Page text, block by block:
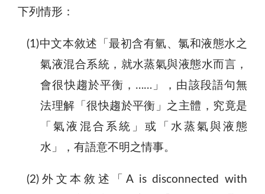
下列情形：
(1)中文本敘述「最初含有氫、氯和液態水之
氣液混合系統，就水蒸氣與液態水而言，
會很快趨於平衡，……」，由該段語句無
法理解「很快趨於平衡」之主體，究竟是
「氣液混合系統」或「水蒸氣與液態
水」，有語意不明之情事。
(2)外文本敘述「A is disconnected with